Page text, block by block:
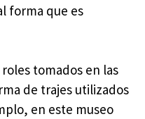
forma que es
tomados en las
de trajes utilizados
en este museo